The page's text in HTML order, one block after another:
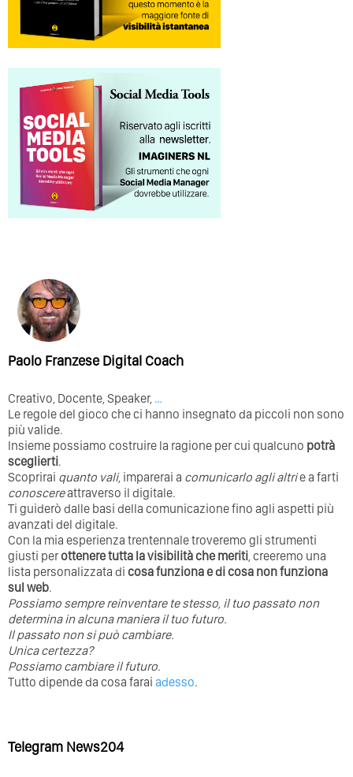
Paolo Franzese Digital Coach
Creativo, Docente, Speaker, …
Le regole del gioco che ci hanno insegnato da piccoli non sono
più valide.
Insieme possiamo costruire la ragione per cui qualcuno potrà
sceglierti.
Scoprirai quanto vali, imparerai a comunicarlo agli altrie a farti
conoscereattraverso il digitale.
Ti guiderò dalle basi della comunicazione fino agli aspetti più
avanzati del digitale.
Con la mia esperienza trentennale troveremo gli strumenti
giusti perottenere tutta la visibilità che meriti, creeremo una
lista personalizzata di cosa funziona e di cosa non funziona
sul web.
Possiamo sempre reinventare te stesso, il tuo passato non
determina in alcuna maniera il tuo futuro. ⁣
⁣Il passato non si può cambiare.
Unica certezza?
Possiamo cambiare il futuro.
Tutto dipende da cosa farai adesso.
Telegram News204